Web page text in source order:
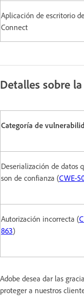
Aplicación de escritorio
Connect
Detalles sobre
Categoría de
Deserialización de datos
son de confianza (CWE-
Autorización incorrecta (
863)
Adobe desea dar las
proteger a nuestros